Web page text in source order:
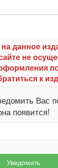
данное
не
к
Вас
появится!
Уведомить